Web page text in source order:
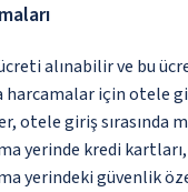
alınabilir ve bu
harcamalar için otele
otele giriş sırasında
yerinde kredi
yerindeki güvenlik